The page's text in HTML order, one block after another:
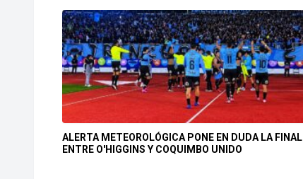
ALERTA METEOROLÓGICA PONE EN DUDA LA FINAL
ENTRE O'HIGGINS Y COQUIMBO UNIDO